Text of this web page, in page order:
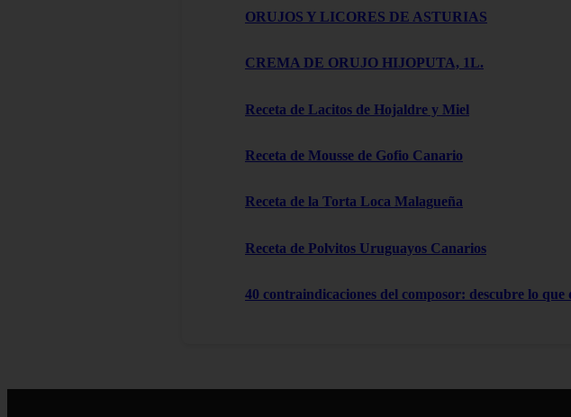
ORUJOS Y LICORES DE ASTURIAS
CREMA DE ORUJO HIJOPUTA, 1L.
Receta de Lacitos de Hojaldre y Miel
Receta de Mousse de Gofio Canario
Receta de la Torta Loca Malagueña
Receta de Polvitos Uruguayos Canarios
40 contraindicaciones del composor: descubre lo que